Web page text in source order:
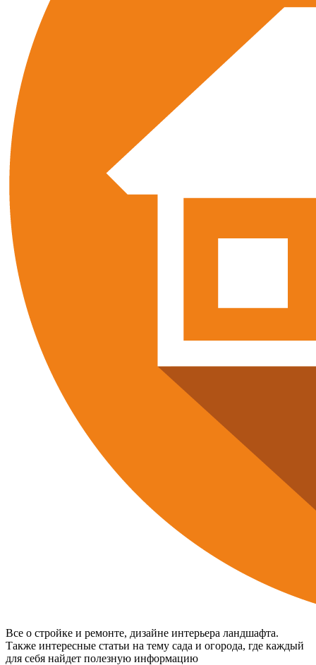
Все о стройке и ремонте, дизайне интерьера ландшафта.
Также интересные статьи на тему сада и огорода, где каждый
для себя найдет полезную информацию